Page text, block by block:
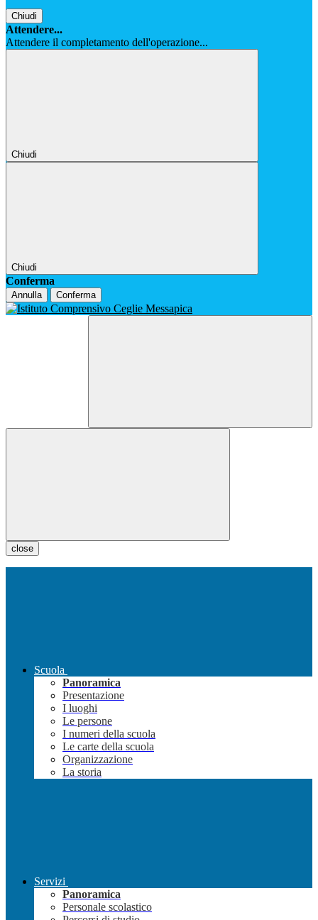
Chiudi
Attendere...
Attendere il completamento dell'operazione...
Chiudi
Chiudi
Conferma
Annulla Conferma
close
Scuola
Panoramica
Presentazione
I luoghi
Le persone
I numeri della scuola
Le carte della scuola
Organizzazione
La storia
Servizi
Panoramica
Personale scolastico